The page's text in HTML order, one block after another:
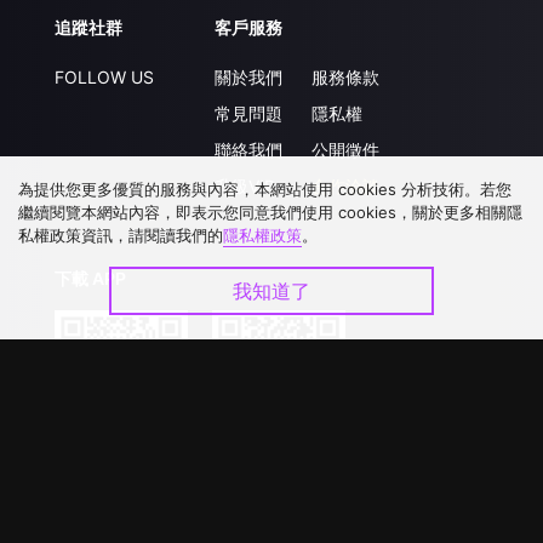
追蹤社群
FOLLOW US
客戶服務
關於我們
常見問題
聯絡我們
升級VIP
服務條款
隱私權
公開徵件
合作洽談
為提供您更多優質的服務與內容，本網站使用 cookies 分析技術。若您
繼續閱覽本網站內容，即表示您同意我們使用 cookies，關於更多相關隱
私權政策資訊，請閱讀我們的隱私權政策。
我知道了